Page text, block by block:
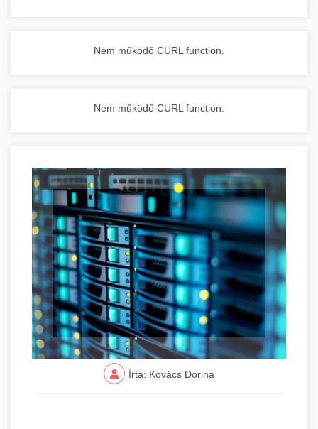
Nem működő CURL function.
Nem működő CURL function.
Írta: Kovács Dorina